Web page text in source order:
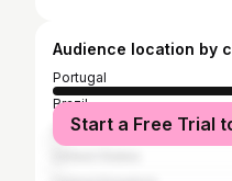
Audience location by
Portugal
Brazil
Spain
Start a Free Trial